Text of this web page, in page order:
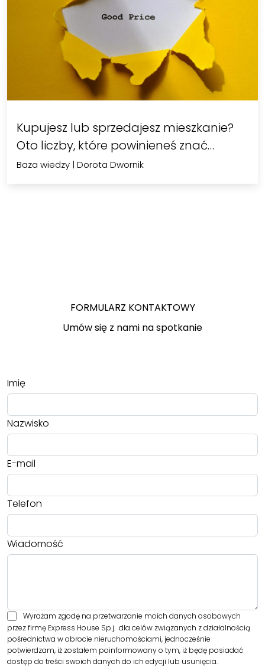
Kupujesz lub sprzedajesz mieszkanie?
Oto liczby, które powinieneś znać…
Baza wiedzy| Dorota Dwornik
FORMULARZ KONTAKTOWY
Umów się z nami na spotkanie
Imię
Nazwisko
E-mail
Telefon
Wiadomość
Wyrażam zgodę na przetwarzanie moich danych osobowych
przez firmę Express House Sp.j. dla celów związanych z działalnością
pośrednictwa w obrocie nieruchomościami, jednocześnie
potwierdzam, iż zostałem poinformowany o tym, iż będę posiadać
dostęp do treści swoich danych do ich edycji lub usunięcia.